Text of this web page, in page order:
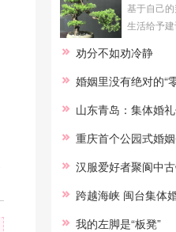
基于自己
生活给予
分。公平
分，对于
好”，劝
劝分不如劝冷静
婚姻里没有绝对的“
山东青岛：集体婚礼倡文
重庆首个公园式婚姻登记
汉服爱好者聚阆中古
跨越海峡 闽台集体婚礼上
我的左脚是“板凳”